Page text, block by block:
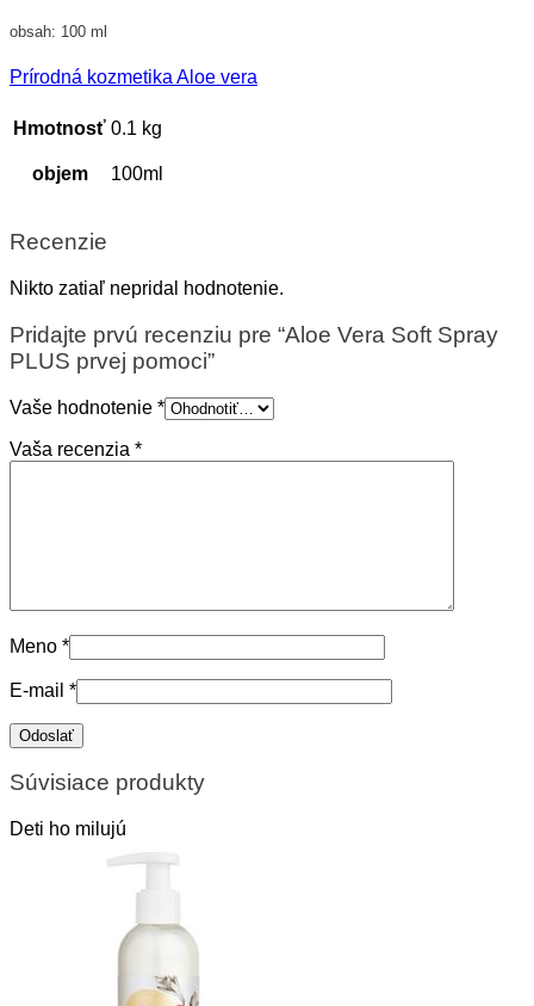
obsah: 100 ml
Prírodná kozmetika Aloe vera
Hmotnosť 0.1 kg
objem 100ml
Recenzie
Nikto zatiaľ nepridal hodnotenie.
Pridajte prvú recenziu pre “Aloe Vera Soft Spray
PLUS prvej pomoci”
Vaše hodnotenie *
Vaša recenzia *
Meno *
E-mail *
Súvisiace produkty
Deti ho milujú